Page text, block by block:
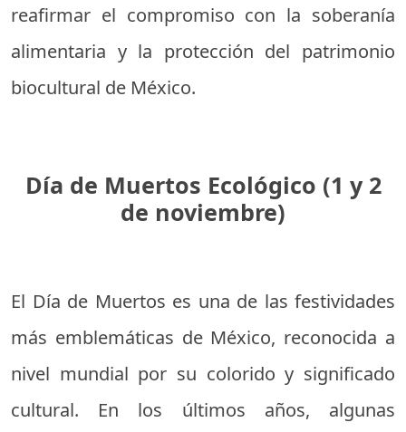
reafirmar el compromiso con la soberanía
alimentaria y la protección del patrimonio
biocultural de México.
Día de Muertos Ecológico (1 y 2
de noviembre)
El Día de Muertos es una de las festividades
más emblemáticas de México, reconocida a
nivel mundial por su colorido y significado
cultural. En los últimos años, algunas